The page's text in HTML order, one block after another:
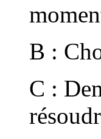
B :
C :